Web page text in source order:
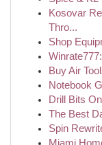
Kosovar
Thro...
Shop
Buy Air
Notebook
Drill Bits
The Best
Spin